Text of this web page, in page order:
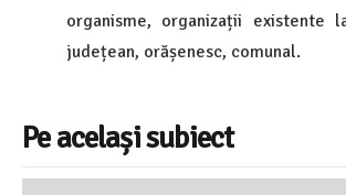
organisme, organizații existente
județean, orășenesc, comunal.
Pe același subiect